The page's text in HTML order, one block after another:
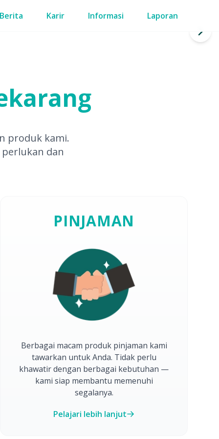
Berita Karir Informasi Laporan
produk kami.
dan
PINJAMAN
Berbagai macam produk pinjaman kami
tawarkan untuk Anda. Tidak perlu
khawatir dengan berbagai kebutuhan —
kami siap membantu memenuhi
segalanya.
Pelajari lebih lanjut